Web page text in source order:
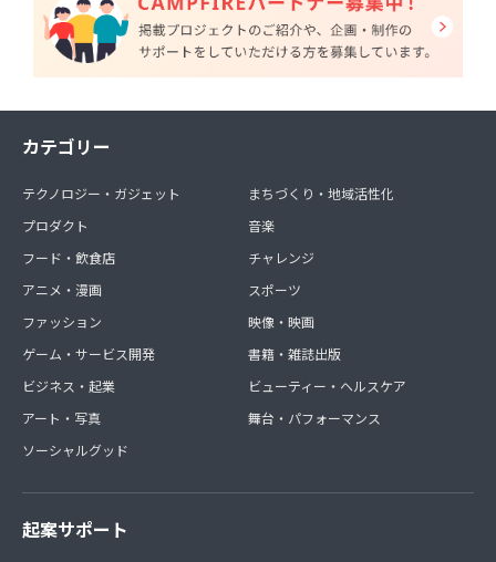
カテゴリー
テクノロジー・ガジェット
プロダクト
フード・飲食店
アニメ・漫画
ファッション
ゲーム・サービス開発
ビジネス・起業
アート・写真
ソーシャルグッド
まちづくり・地域活性化
音楽
チャレンジ
スポーツ
映像・映画
書籍・雑誌出版
ビューティー・ヘルスケア
舞台・パフォーマンス
起案サポート